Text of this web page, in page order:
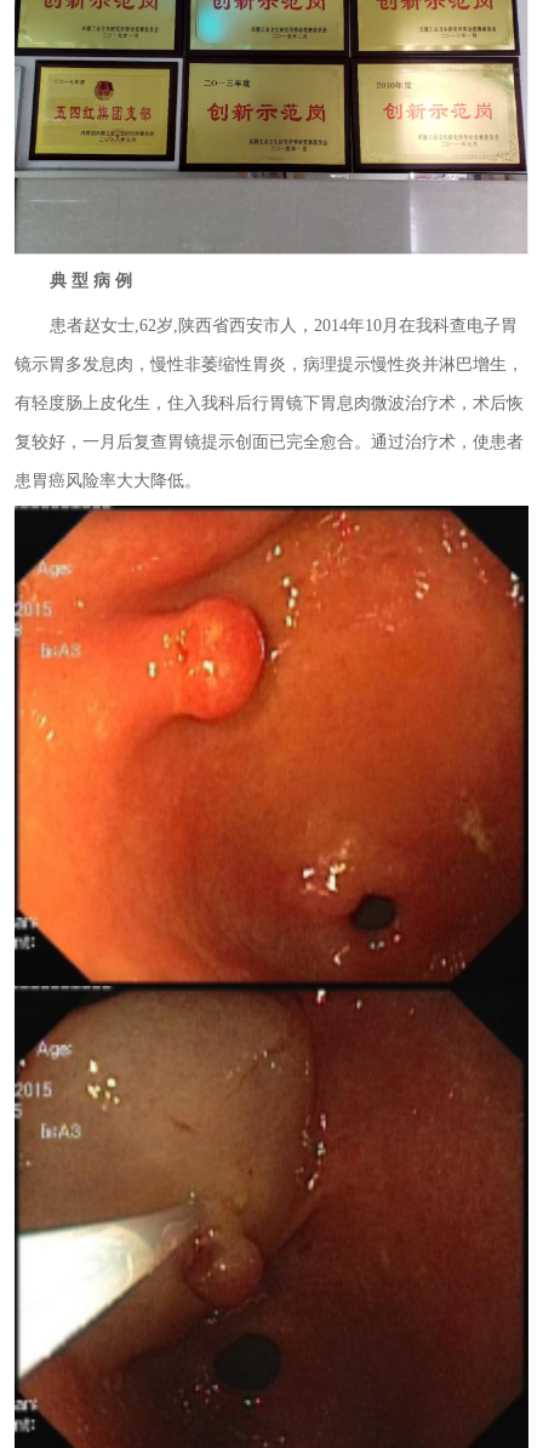
典 型 病 例
患者赵女士,62岁,陕西省西安市人，2014年10月在我科查电子胃
镜示胃多发息肉，慢性非萎缩性胃炎，病理提示慢性炎并淋巴增生，
有轻度肠上皮化生，住入我科后行胃镜下胃息肉微波治疗术，术后恢
复较好，一月后复查胃镜提示创面已完全愈合。通过治疗术，使患者
患胃癌风险率大大降低。